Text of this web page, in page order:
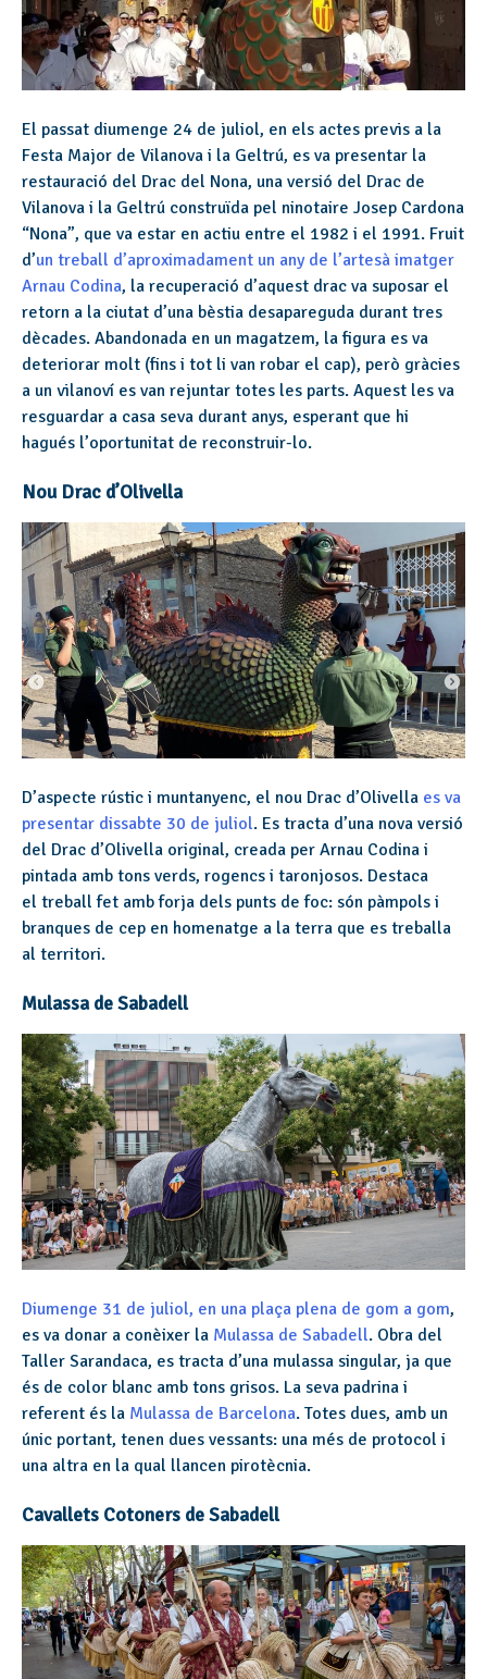
El passat diumenge 24 de juliol, en els actes previs a la
Festa Major de Vilanova i la Geltrú, es va presentar la
restauració del Drac del Nona, una versió del Drac de
Vilanova i la Geltrú construïda pel ninotaire Josep Cardona
“Nona”, que va estar en actiu entre el 1982 i el 1991. Fruit
d’un treball d’aproximadament un any de l’artesà imatger
Arnau Codina, la recuperació d’aquest drac va suposar el
retorn a la ciutat d’una bèstia desapareguda durant tres
dècades. Abandonada en un magatzem, la figura es va
deteriorar molt (fins i tot li van robar el cap), però gràcies
a un vilanoví es van rejuntar totes les parts. Aquest les va
resguardar a casa seva durant anys, esperant que hi
hagués l’oportunitat de reconstruir-lo.
Nou Drac d’Olivella
D’aspecte rústic i muntanyenc, el nou Drac d’Olivella es va
presentar dissabte 30 de juliol. Es tracta d’una nova versió
del Drac d’Olivella original, creada per Arnau Codina i
pintada amb tons verds, rogencs i taronjosos. Destaca
el treball fet amb forja dels punts de foc: són pàmpols i
branques de cep en homenatge a la terra que es treballa
al territori.
Mulassa de Sabadell
Diumenge 31 de juliol, en una plaça plena de gom a gom,
es va donar a conèixer la Mulassa de Sabadell. Obra del
Taller Sarandaca, es tracta d’una mulassa singular, ja que
és de color blanc amb tons grisos. La seva padrina i
referent és la Mulassa de Barcelona. Totes dues, amb un
únic portant, tenen dues vessants: una més de protocol i
una altra en la qual llancen pirotècnia.
Cavallets Cotoners de Sabadell